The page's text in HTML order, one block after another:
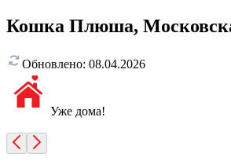
Кошка Плюша,
Обновлено: 08.04.2026
Уже дома!